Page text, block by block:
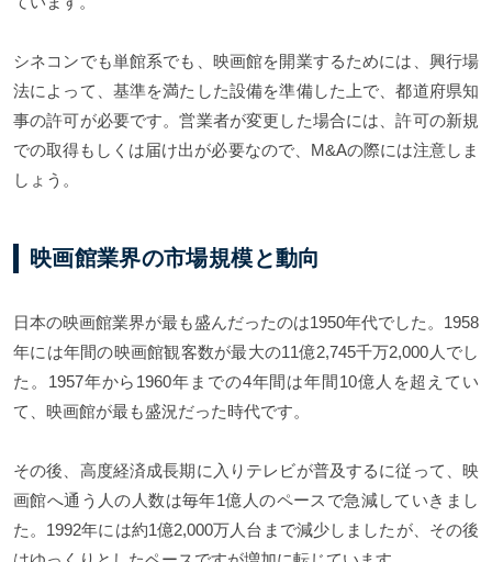
シネコンでも単館系でも、映画館を開業するためには、興行場
法によって、基準を満たした設備を準備した上で、都道府県知
事の許可が必要です。営業者が変更した場合には、許可の新規
での取得もしくは届け出が必要なので、M&Aの際には注意しま
しょう。
映画館業界の市場規模と動向
日本の映画館業界が最も盛んだったのは1950年代でした。1958
年には年間の映画館観客数が最大の11億2,745千万2,000人でし
た。1957年から1960年までの4年間は年間10億人を超えてい
て、映画館が最も盛況だった時代です。
その後、高度経済成長期に入りテレビが普及するに従って、映
画館へ通う人の人数は毎年1億人のペースで急減していきまし
た。1992年には約1億2,000万人台まで減少しましたが、その後